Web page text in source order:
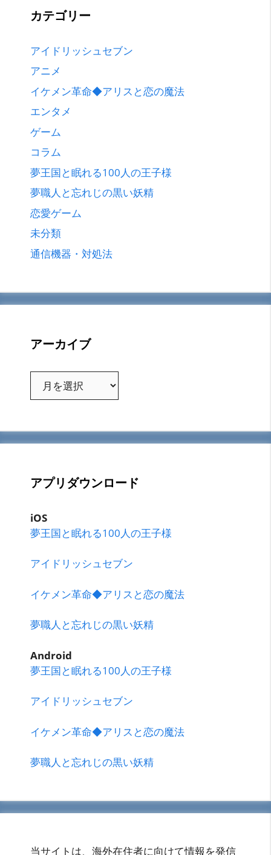
カテゴリー
アイドリッシュセブン
アニメ
イケメン革命◆アリスと恋の魔法
エンタメ
ゲーム
コラム
夢王国と眠れる100人の王子様
夢職人と忘れじの黒い妖精
恋愛ゲーム
未分類
通信機器・対処法
アーカイブ
アプリダウンロード
iOS
夢王国と眠れる100人の王子様
アイドリッシュセブン
イケメン革命◆アリスと恋の魔法
夢職人と忘れじの黒い妖精
Android
夢王国と眠れる100人の王子様
アイドリッシュセブン
イケメン革命◆アリスと恋の魔法
夢職人と忘れじの黒い妖精
当サイトは、海外在住者に向けて情報を発信